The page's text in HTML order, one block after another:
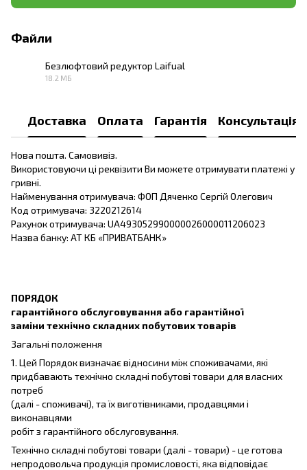
Файли
Безлюфтовий редуктор Laifual
18.2 МБ
Доставка Оплата Гарантія Консультація
Нова пошта. Самовивіз.
Використовуючи ці реквізити Ви можете отримувати платежі у
гривні.
Найменування отримувача: ФОП Дяченко Сергій Олегович
Код отримувача: 3220212614
Рахунок отримувача: UA493052990000026000011206023
Назва банку: АТ КБ «ПРИВАТБАНК»
ПОРЯДОК
гарантійного обслуговування або гарантійної
заміни технічно складних побутових товарів
Загальні положення
1. Цей Порядок визначає відносини між споживачами, які
придбавають технічно складні побутові товари для власних
потреб
(далі - споживачі), та їх виготівниками, продавцями і
виконавцями
робіт з гарантійного обслуговування.
Технічно складні побутові товари (далі - товари) - це готова
непродовольча продукція промисловості, яка відповідає